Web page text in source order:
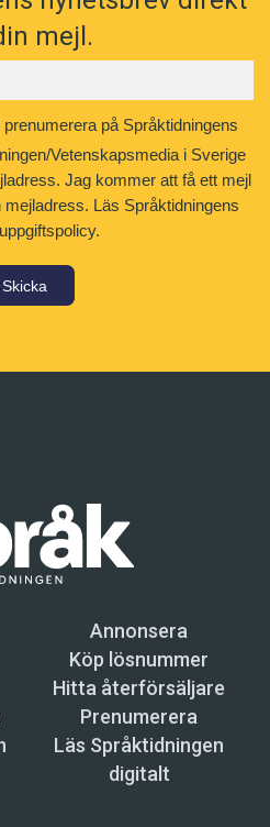
mejl.
på Språktidningens
Vetenskapsmedia i Sverige
Jag kommer att få ett mejl
mejladress. Läs Språktidningens
Skicka
Annonsera
Köp lösnummer
Hitta återförsäljare
Prenumerera
Läs Språktidningen
digitalt